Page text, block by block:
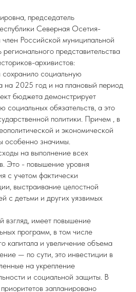
председатель
Северная Осетия-
Российской муниципальной
представительства
архивистов:
социальную
на 2025 год и на плановый период
бюджета демонстрирует
социальных обязательств, а это
политики. Причем , в
и экономической
особенно значимы.
на выполнение всех
Это - повышение уровня
с учетом фактически
выстраивание целостной
с детьми и других уязвимых
взгляд, имеет повышение
программ, в том числе
капитала и увеличение объема
— по сути, это инвестиции в
на укрепление
и социальной защиты. В
запланировано